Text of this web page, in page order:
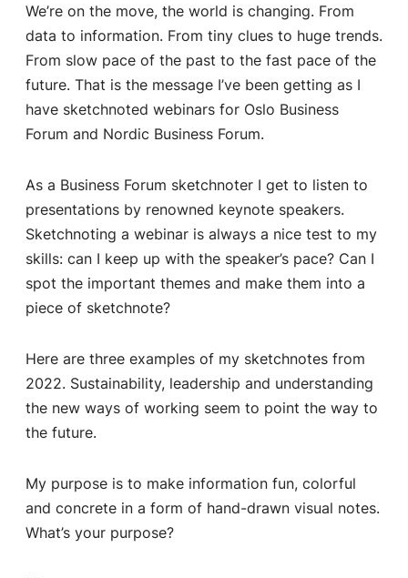
We’re on the move, the world is changing. From
data to information. From tiny clues to huge trends.
From slow pace of the past to the fast pace of the
future. That is the message I’ve been getting as I
have sketchnoted webinars for Oslo Business
Forum and Nordic Business Forum.
As a Business Forum sketchnoter I get to listen to
presentations by renowned keynote speakers.
Sketchnoting a webinar is always a nice test to my
skills: can I keep up with the speaker’s pace? Can I
spot the important themes and make them into a
piece of sketchnote?
Here are three examples of my sketchnotes from
2022. Sustainability, leadership and understanding
the new ways of working seem to point the way to
the future.
My purpose is to make information fun, colorful
and concrete in a form of hand-drawn visual notes.
What’s your purpose?